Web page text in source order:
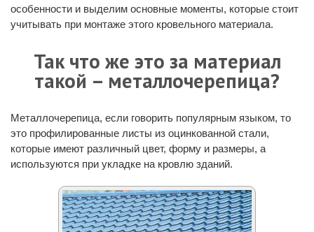
особенности и выделим основные моменты, которые стоит
учитывать при монтаже этого кровельного материала.
Так что же это за материал
такой – металлочерепица?
Металлочерепица, если говорить популярным языком, то
это профилированные листы из оцинкованной стали,
которые имеют различный цвет, форму и размеры, а
используются при укладке на кровлю зданий.